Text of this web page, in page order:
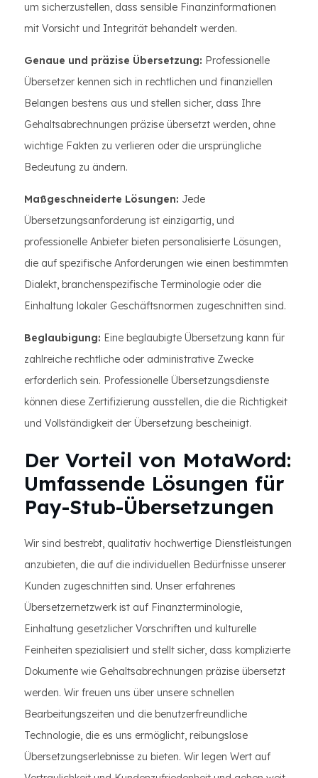
um sicherzustellen, dass sensible Finanzinformationen
mit Vorsicht und Integrität behandelt werden.
Genaue und präzise Übersetzung: Professionelle
Übersetzer kennen sich in rechtlichen und finanziellen
Belangen bestens aus und stellen sicher, dass Ihre
Gehaltsabrechnungen präzise übersetzt werden, ohne
wichtige Fakten zu verlieren oder die ursprüngliche
Bedeutung zu ändern.
Maßgeschneiderte Lösungen: Jede
Übersetzungsanforderung ist einzigartig, und
professionelle Anbieter bieten personalisierte Lösungen,
die auf spezifische Anforderungen wie einen bestimmten
Dialekt, branchenspezifische Terminologie oder die
Einhaltung lokaler Geschäftsnormen zugeschnitten sind.
Beglaubigung: Eine beglaubigte Übersetzung kann für
zahlreiche rechtliche oder administrative Zwecke
erforderlich sein. Professionelle Übersetzungsdienste
können diese Zertifizierung ausstellen, die die Richtigkeit
und Vollständigkeit der Übersetzung bescheinigt.
Der Vorteil von MotaWord:
Umfassende Lösungen für
Pay-Stub-Übersetzungen
Wir sind bestrebt, qualitativ hochwertige Dienstleistungen
anzubieten, die auf die individuellen Bedürfnisse unserer
Kunden zugeschnitten sind. Unser erfahrenes
Übersetzernetzwerk ist auf Finanzterminologie,
Einhaltung gesetzlicher Vorschriften und kulturelle
Feinheiten spezialisiert und stellt sicher, dass komplizierte
Dokumente wie Gehaltsabrechnungen präzise übersetzt
werden. Wir freuen uns über unsere schnellen
Bearbeitungszeiten und die benutzerfreundliche
Technologie, die es uns ermöglicht, reibungslose
Übersetzungserlebnisse zu bieten. Wir legen Wert auf